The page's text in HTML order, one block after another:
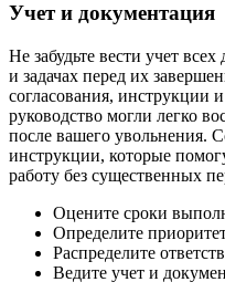
Учет и документация
Не забудьте вести учет
и задачах перед их
согласования, инструкции
руководство могли легко
после вашего увольнения.
инструкции, которые
работу без существенных
Оцените сроки
Определите
Распределите
Ведите учет и